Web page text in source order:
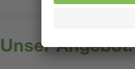
Unser Angebot: